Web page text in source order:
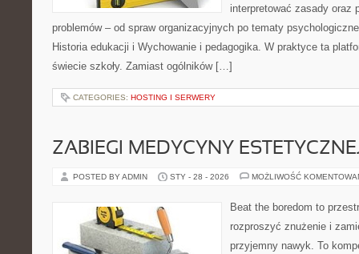
interpretować zasady oraz
problemów – od spraw organizacyjnych po tematy
Historia edukacji i Wychowanie i pedagogika. W praktyce ta
świecie szkoły. Zamiast ogólników […]
CATEGORIES: HOSTING I SERWERY
ZABIEGI MEDYCYNY
POSTED BY ADMIN STY - 28 - 2026 MOŻLIWOŚĆ
Beat the boredom to
rozproszyć znużenie i
przyjemny nawyk. To